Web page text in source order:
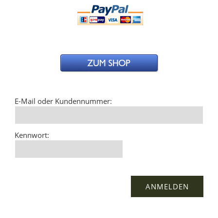
E-Mail oder Kundennummer:
Kennwort: